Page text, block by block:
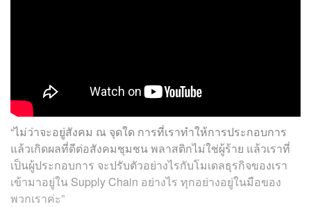
“ไม่ว่าจะอยู่สังคม ณ จุดใด การที่เราทำให้การประกอบการ
แล้วเกิดผลที่ดีต่อสังคมชุมชน พลาสติกไม่ใช่ผู้ร้าย แล้วเราที่
เป็นผู้ประกอบการ จะปรับตัวอย่างไรกับโมเดลธุรกิจของเรา
เข้ามาอยู่ใน Supply Chain อย่างไร ทุกอย่างอยู่ในมือของ
พวกเราค่ะ”